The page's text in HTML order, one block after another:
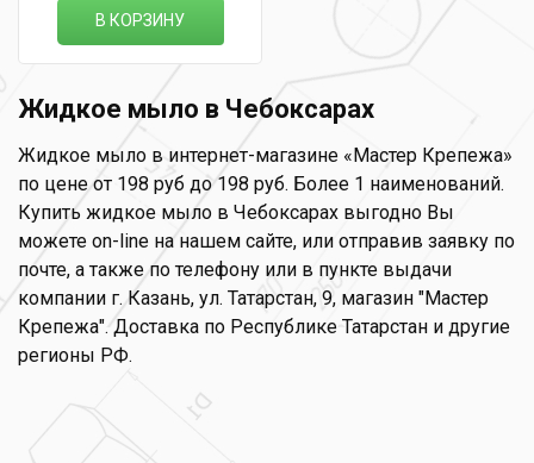
В КОРЗИНУ
Жидкое мыло в Чебоксарах
Жидкое мыло в интернет-магазине «Мастер Крепежа»
по цене от 198 руб до 198 руб. Более 1 наименований.
Купить жидкое мыло в Чебоксарах выгодно Вы
можете on-line на нашем сайте, или отправив заявку по
почте, а также по телефону или в пункте выдачи
компании г. Казань, ул. Татарстан, 9, магазин "Мастер
Крепежа". Доставка по Республике Татарстан и другие
регионы РФ.